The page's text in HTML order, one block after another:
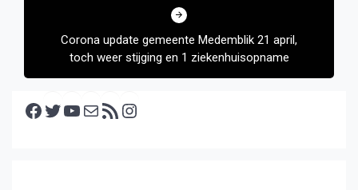
Corona update gemeente Medemblik 21 april,
toch weer stijging en 1 ziekenhuisopname
Facebook Twitter YouTube E-mail RSS feed